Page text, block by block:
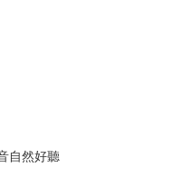
自然好聽